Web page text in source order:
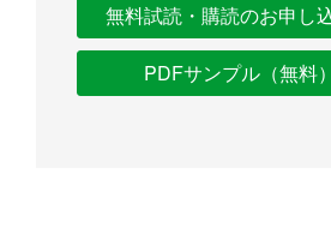
無料試読・購読のお申し
PDFサンプル（無料